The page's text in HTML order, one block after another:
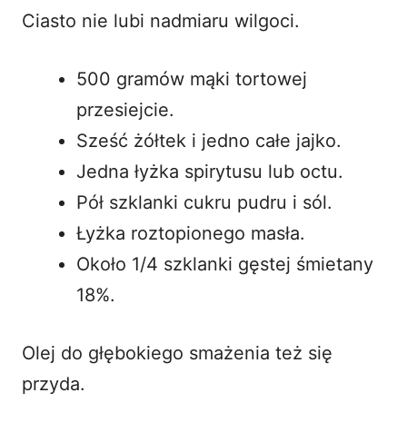
Ciasto nie lubi nadmiaru wilgoci.
500 gramów mąki tortowej
przesiejcie.
Sześć żółtek i jedno całe jajko.
Jedna łyżka spirytusu lub octu.
Pół szklanki cukru pudru i sól.
Łyżka roztopionego masła.
Około 1/4 szklanki gęstej śmietany
18%.
Olej do głębokiego smażenia też się
przyda.